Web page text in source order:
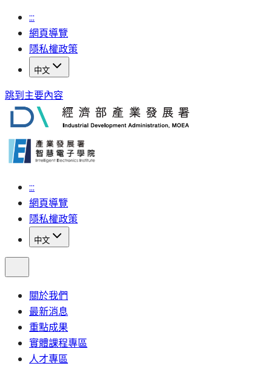
:::
網頁導覽
隱私權政策
中文
跳到主要內容
:::
網頁導覽
隱私權政策
中文
關於我們
最新消息
重點成果
實體課程專區
人才專區